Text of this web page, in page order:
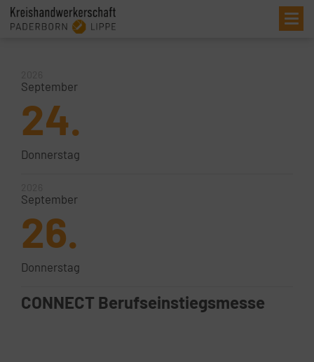
September
24.
Donnerstag
September
26.
Donnerstag
CONNECT Berufseinstiegsmesse